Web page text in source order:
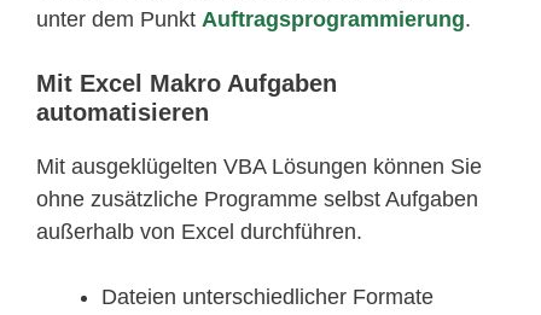
unter dem Punkt Auftragsprogrammierung.
Mit Excel Makro Aufgaben
automatisieren
Mit ausgeklügelten VBA Lösungen können Sie
ohne zusätzliche Programme selbst Aufgaben
außerhalb von Excel durchführen.
Dateien unterschiedlicher Formate